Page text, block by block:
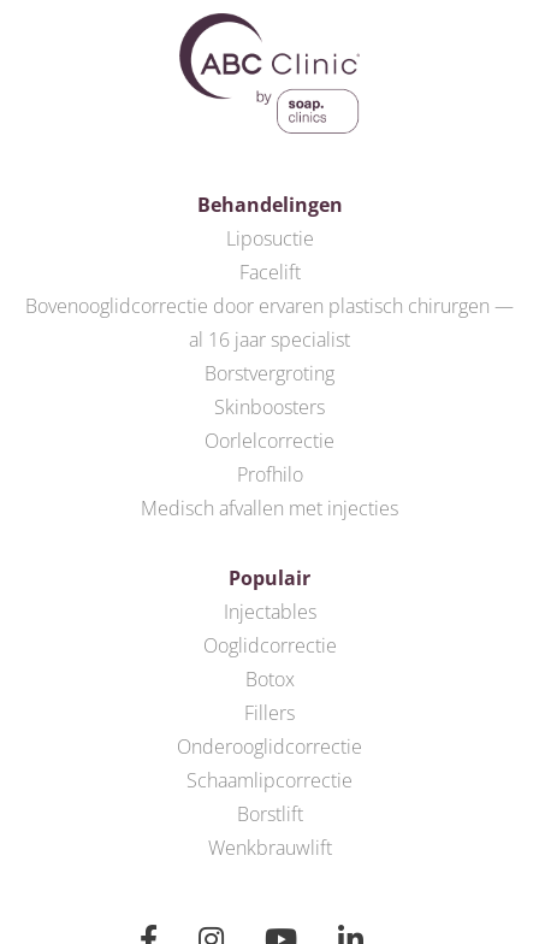
Behandelingen
Liposuctie
Facelift
Bovenooglidcorrectie door ervaren plastisch chirurgen —
al 16 jaar specialist
Borstvergroting
Skinboosters
Oorlelcorrectie
Profhilo
Medisch afvallen met injecties
Populair
Injectables
Ooglidcorrectie
Botox
Fillers
Onderooglidcorrectie
Schaamlipcorrectie
Borstlift
Wenkbrauwlift